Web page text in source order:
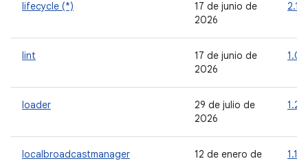
lifecycle (*)
17 de junio de
2026
lint
17 de junio de
2026
loader
29 de julio de
2026
localbroadcastmanager
12 de enero de
1.1.0